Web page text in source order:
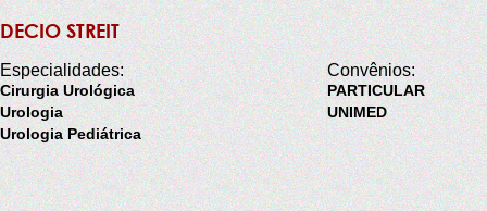
DECIO STREIT
Especialidades:
Cirurgia Urológica
Urologia
Urologia Pediátrica
Convênios:
PARTICULAR
UNIMED